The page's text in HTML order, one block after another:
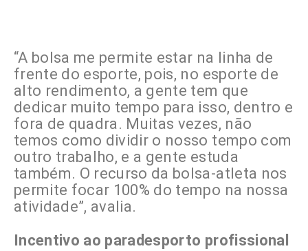
“A bolsa me permite estar na linha de
frente do esporte, pois, no esporte de
alto rendimento, a gente tem que
dedicar muito tempo para isso, dentro e
fora de quadra. Muitas vezes, não
temos como dividir o nosso tempo com
outro trabalho, e a gente estuda
também. O recurso da bolsa-atleta nos
permite focar 100% do tempo na nossa
atividade”, avalia.
Incentivo ao paradesporto profissional